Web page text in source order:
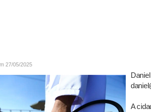
27/05/2025
A